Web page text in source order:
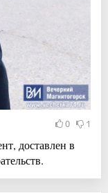
0 1
доставлен в